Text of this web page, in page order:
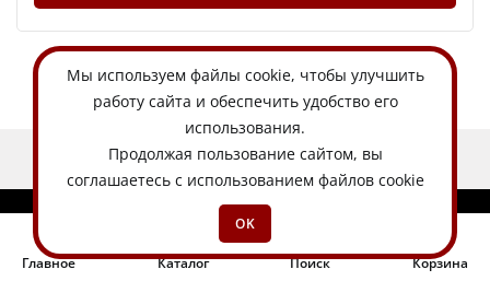
Главное Каталог Поиск Корзина
ЕСТЬ ИДЕЯ?
Мы используем файлы cookie, чтобы улучшить
работу сайта и обеспечить удобство его
использования.
Продолжая пользование сайтом, вы
соглашаетесь с использованием файлов cookie
OK